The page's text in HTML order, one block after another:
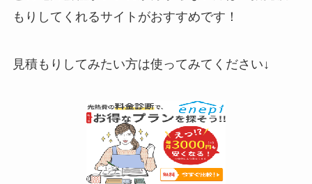
もりしてくれるサイトがおすすめです！
見積もりしてみたい方は使ってみてください↓